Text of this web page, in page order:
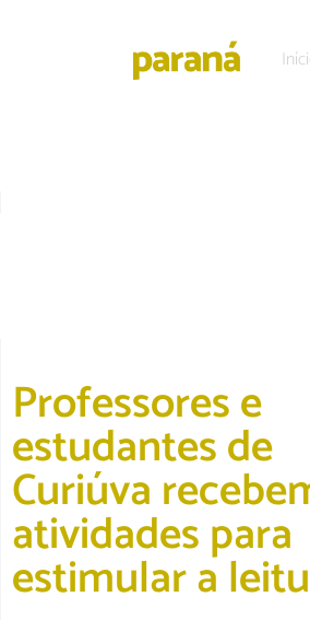
Professores e
estudantes de
Curiúva
atividades para
estimular a